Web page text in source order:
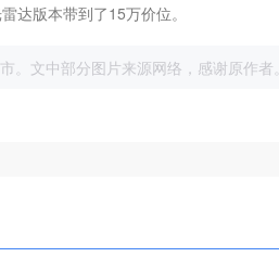
达版本带到了15万价位。
文中部分图片来源网络，感谢原作者。